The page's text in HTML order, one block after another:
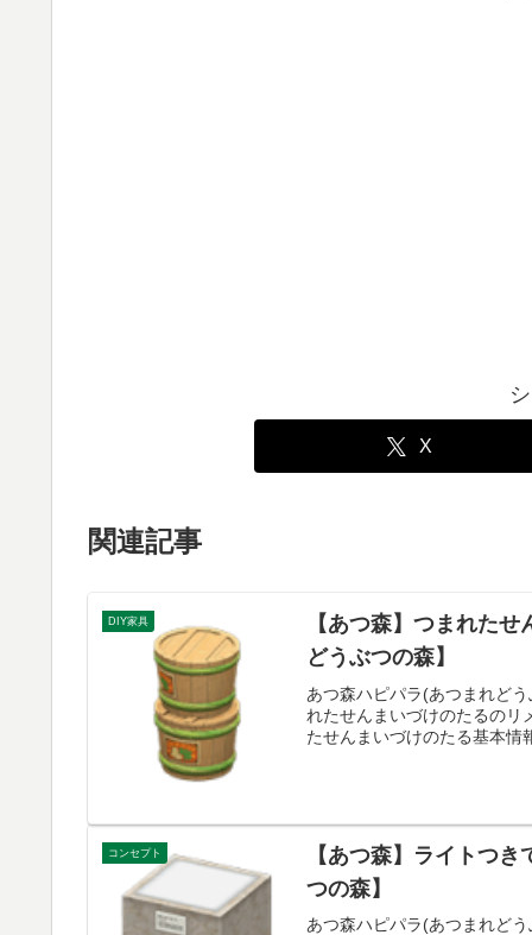
X
関連記事
DIY家具
【あつ森】つまれた
どうぶつの森】
あつ森ハピパラ(あつまれど
れたせんまいづけのたるのリ
たせんまいづけのたる基本情
コンセプト
【あつ森】ライトつ
つの森】
あつ森ハピパラ(あつまれど